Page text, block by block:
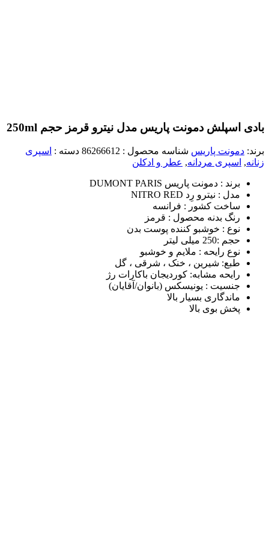
بادی اسپلش دمونت پاریس مدل نیترو قرمز حجم 250ml
برند: دمونت پاریس شناسه محصول : 86266612 دسته : اسپری
زنانه, اسپری مردانه, عطر و ادکلن
برند : دمونت پاریس DUMONT PARIS
مدل : نیترو رِد NITRO RED
ساخت کشور : فرانسه
رنگ بدنه محصول : قرمز
نوع : خوشبو کننده پوست بدن
حجم :250 میلی لیتر
نوع رایحه : ملایم و خوشبو
طبع: شیرین ، خنک ، شرقی ، گل
رایحه مشابه: کوردیجان باکارات رژ
جنسیت : یونیسکس (بانوان/آقایان)
ماندگاری بسیار بالا
پخش بوی بالا